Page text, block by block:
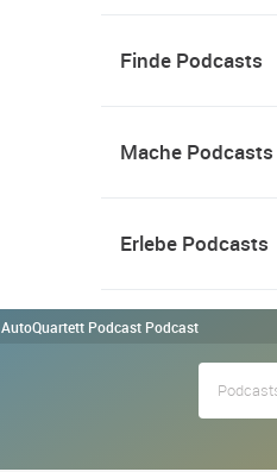
Finde Podcasts
Mache Podcasts
Erlebe Podcasts
AutoQuartett Podcast Podcast